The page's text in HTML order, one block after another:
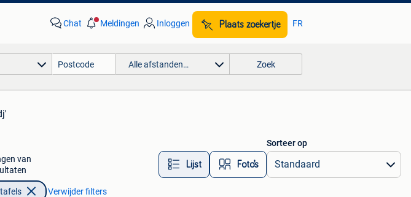
Chat Meldingen Inloggen Plaats zoekertje FR
Alle afstanden… Zoek
van
Lijst Foto’s
Sorteer op
Verwijder filters